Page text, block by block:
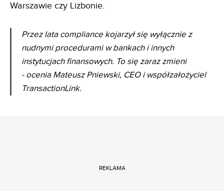
Warszawie czy Lizbonie.
Przez lata compliance kojarzył się wyłącznie z
nudnymi procedurami w bankach i innych
instytucjach finansowych. To się zaraz zmieni
- ocenia Mateusz Pniewski, CEO i współzałożyciel
TransactionLink.
REKLAMA